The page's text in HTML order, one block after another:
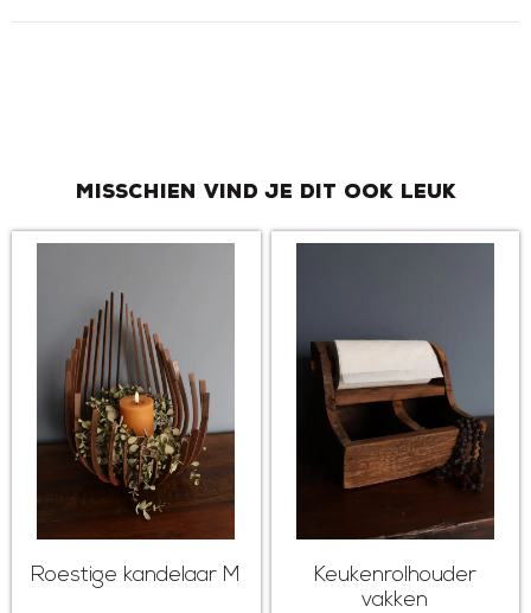
Misschien vind je dit ook leuk
Roestige kandelaar M
Keukenrolhouder
vakken